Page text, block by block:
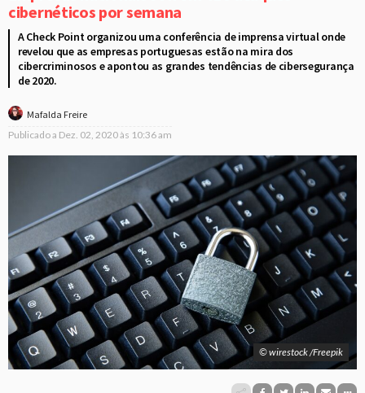
cibernéticos por semana
A Check Point organizou uma conferência de imprensa virtual onde
revelou que as empresas portuguesas estão na mira dos
cibercriminosos e apontou as grandes tendências de cibersegurança
de 2020.
Mafalda Freire
Publicado a Dez. 02, 2020 às 10:36 am
© wirestock /Freepik